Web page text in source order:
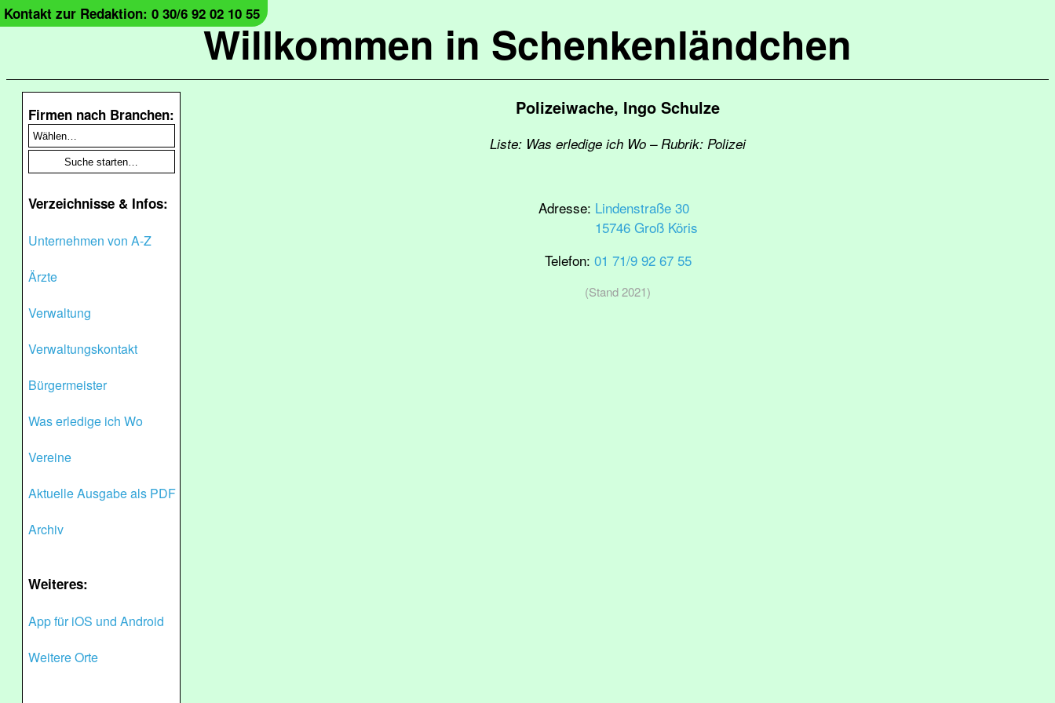
Willkommen in Schenkenländchen
Kontakt zur Redaktion: 0 30/6 92 02 10 55
Firmen nach Branchen:
Verzeichnisse & Infos:
Unternehmen von A-Z
Ärzte
Verwaltung
Verwaltungskontakt
Bürgermeister
Was erledige ich Wo
Vereine
Aktuelle Ausgabe als PDF
Archiv
Weiteres:
App für iOS und Android
Weitere Orte
Polizeiwache, Ingo Schulze
Liste: Was erledige ich Wo – Rubrik: Polizei
Adresse: Lindenstraße 30
15746 Groß Köris
Telefon: 01 71/9 92 67 55
(Stand 2021)